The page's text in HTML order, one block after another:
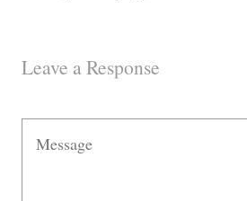
Leave a Response